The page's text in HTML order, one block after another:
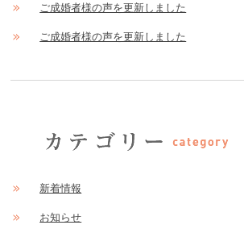
ご成婚者様の声を更新しました
ご成婚者様の声を更新しました
新着情報
お知らせ